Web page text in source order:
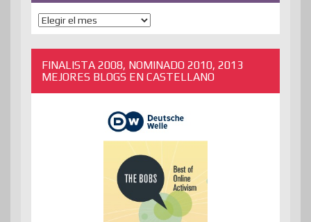
ENTRADAS
ANTERIORES
FINALISTA 2008, NOMINADO 2010, 2013
MEJORES BLOGS EN CASTELLANO